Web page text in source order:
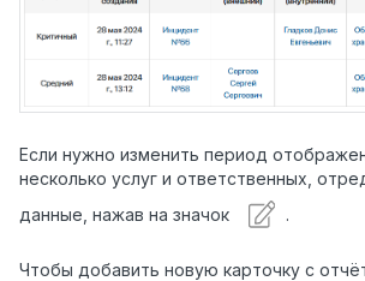
Если нужно изменить период
несколько услуг и ответственных,
данные, нажав на значок
Чтобы добавить новую карточку с